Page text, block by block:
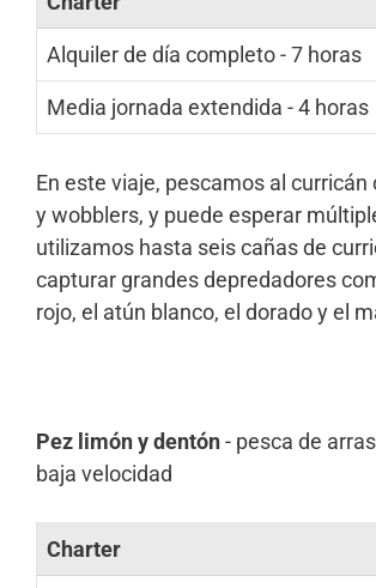
Alquiler de día completo - 7 horas
Media jornada extendida - 4 horas
En este viaje, pescamos al curricán
y wobblers, y puede esperar
utilizamos hasta seis cañas de
capturar grandes depredadores
rojo, el atún blanco, el dorado y el
Pez limón y dentón- pesca de
baja velocidad
Charter